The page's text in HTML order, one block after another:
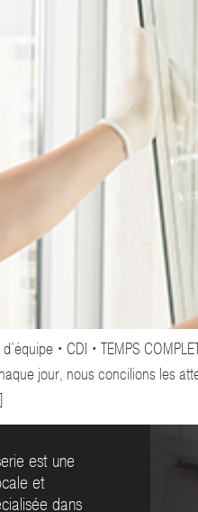
d’équipe • CDI • TEMPS
jour, nous concilions les
est une
et
dans